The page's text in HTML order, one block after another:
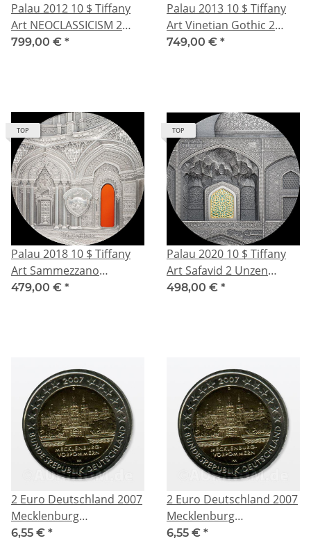
Palau 2012 10 $ Tiffany
Art NEOCLASSICISM 2
Unzen Silber Antique
799,00 € *
Palau 2013 10 $ Tiffany
Art Vinetian Gothic 2
Unzen Silber Antique
749,00 € *
TOP
Palau 2018 10 $ Tiffany
Art Sammezzano
Orientalism 2 Unzen
479,00 € *
TOP
Palau 2020 10 $ Tiffany
Art Safavid 2 Unzen
Silber Antique Finish
498,00 € *
2 Euro Deutschland 2007
Mecklenburg
Vorpommern D
6,55 € *
2 Euro Deutschland 2007
Mecklenburg
Vorpommern J
6,55 € *